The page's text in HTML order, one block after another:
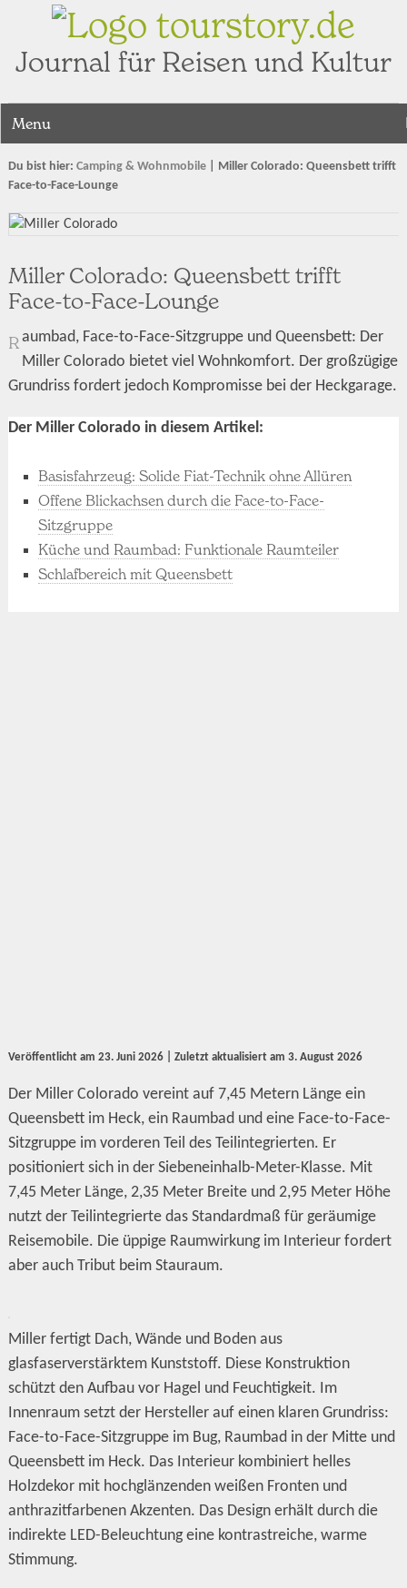
tourstory.de
Journal für Reisen und Kultur
Menu
Du bist hier: Camping & Wohnmobile| Miller Colorado: Queensbett trifft
Face-to-Face-Lounge
Miller Colorado: Queensbett trifft
Face-to-Face-Lounge
R aumbad, Face-to-Face-Sitzgruppe und Queensbett: Der
Miller Colorado bietet viel Wohnkomfort. Der großzügige
Grundriss fordert jedoch Kompromisse bei der Heckgarage.
Der Miller Colorado in diesem Artikel:
Basisfahrzeug: Solide Fiat-Technik ohne Allüren
Offene Blickachsen durch die Face-to-Face-
Sitzgruppe
Küche und Raumbad: Funktionale Raumteiler
Schlafbereich mit Queensbett
Veröffentlicht am 23. Juni 2026| Zuletzt aktualisiert am 3. August 2026
Der Miller Colorado vereint auf 7,45 Metern Länge ein
Queensbett im Heck, ein Raumbad und eine Face-to-Face-
Sitzgruppe im vorderen Teil des Teilintegrierten. Er
positioniert sich in der Siebeneinhalb-Meter-Klasse. Mit
7,45 Meter Länge, 2,35 Meter Breite und 2,95 Meter Höhe
nutzt der Teilintegrierte das Standardmaß für geräumige
Reisemobile. Die üppige Raumwirkung im Interieur fordert
aber auch Tribut beim Stauraum.
Miller fertigt Dach, Wände und Boden aus
glasfaserverstärktem Kunststoff. Diese Konstruktion
schützt den Aufbau vor Hagel und Feuchtigkeit. Im
Innenraum setzt der Hersteller auf einen klaren Grundriss:
Face-to-Face-Sitzgruppe im Bug, Raumbad in der Mitte und
Queensbett im Heck. Das Interieur kombiniert helles
Holzdekor mit hochglänzenden weißen Fronten und
anthrazitfarbenen Akzenten. Das Design erhält durch die
indirekte LED-Beleuchtung eine kontrastreiche, warme
Stimmung.